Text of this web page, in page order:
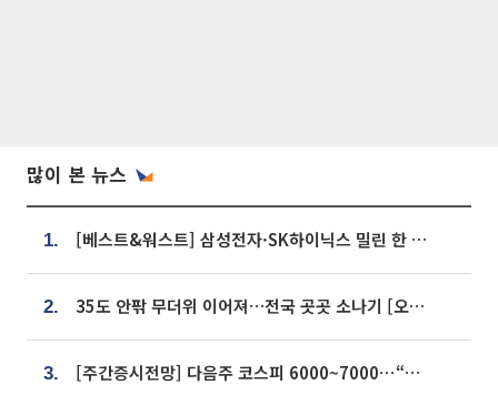
많이 본 뉴스
1. [베스트&워스트] 삼성전자·SK하이닉스 밀린 한 주…상상인증권은 85% 급등
2. 35도 안팎 무더위 이어져…전국 곳곳 소나기 [오늘 날씨]
3. [주간증시전망] 다음주 코스피 6000~7000⋯“外人 수급은 정책이 변수”